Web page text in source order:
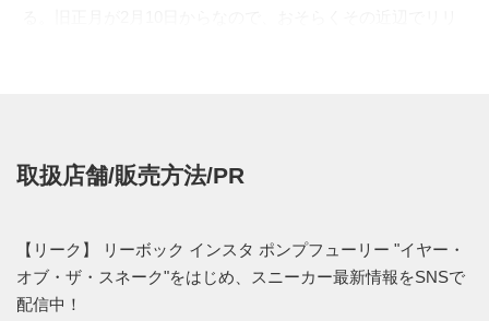
取扱店舗/販売方法/PR
【リーク】 リーボック インスタ ポンプフューリー "イヤー・
オブ・ザ・スネーク"をはじめ、スニーカー最新情報をSNSで
配信中！